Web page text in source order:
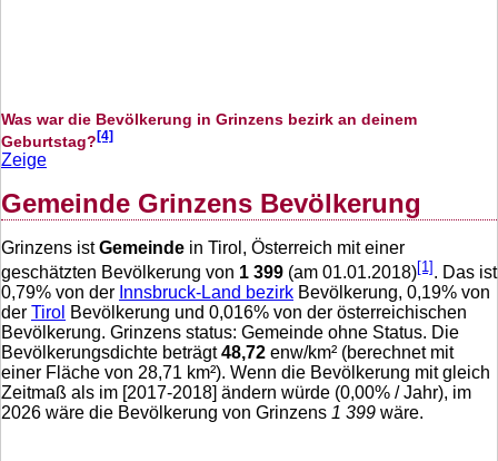
Was war die Bevölkerung in Grinzens bezirk an deinem
Geburtstag?[4]
Zeige
Gemeinde Grinzens Bevölkerung
Grinzens istGemeinde in Tirol, Österreich mit einer
geschätzten Bevölkerung von 1 399 (am 01.01.2018)[1] . Das ist
0,79% von der Innsbruck-Land bezirk Bevölkerung, 0,19% von
der Tirol Bevölkerung und 0,016% von der österreichischen
Bevölkerung. Grinzens status: Gemeinde ohne Status. Die
Bevölkerungsdichte beträgt48,72 enw/km² (berechnet mit
einer Fläche von 28,71 km²). Wenn die Bevölkerung mit gleich
Zeitmaß als im [2017-2018] ändern würde (0,00% / Jahr), im
2026 wäre die Bevölkerung von Grinzens 1 399 wäre.